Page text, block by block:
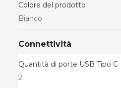
Colore del prodotto
Bianco
Connettività
Quantità di porte USB Tipo C
2